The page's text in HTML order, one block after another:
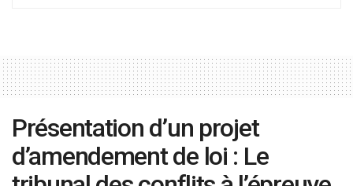
Présentation d’un projet
d’amendement de loi : Le